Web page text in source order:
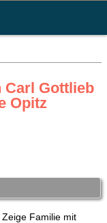
Carl Gottlieb
Opitz
Zeige Familie mit